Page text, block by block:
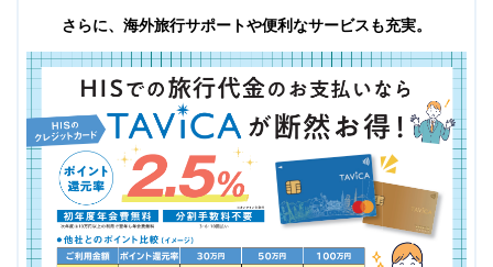
さらに、海外旅行サポートや便利なサービスも充実。